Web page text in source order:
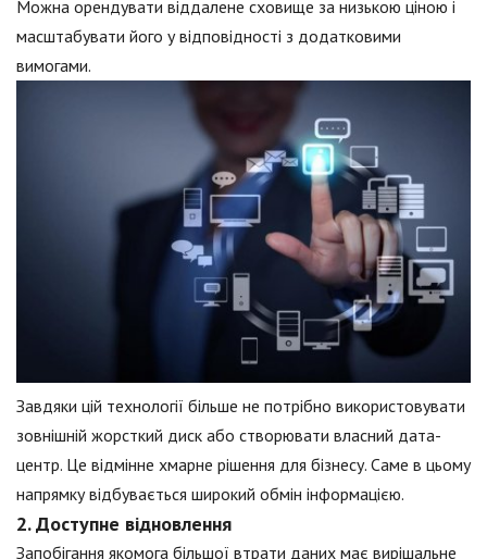
Можна орендувати віддалене сховище за низькою ціною і
масштабувати його у відповідності з додатковими
вимогами.
Завдяки цій технології більше не потрібно використовувати
зовнішній жорсткий диск або створювати власний дата-
центр. Це відмінне хмарне рішення для бізнесу. Саме в цьому
напрямку відбувається широкий обмін інформацією.
2. Доступне відновлення
Запобігання якомога більшої втрати даних має вирішальне